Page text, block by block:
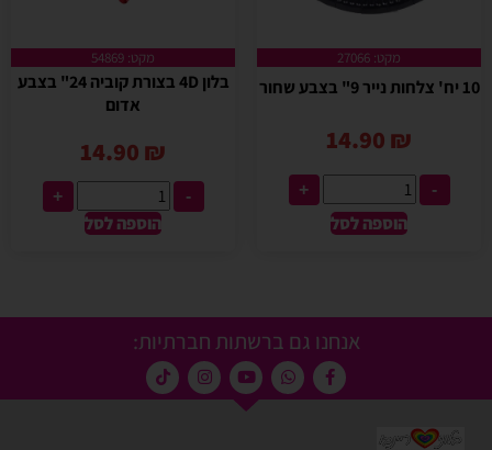
מקט: 27066
10 יח' צלחות נייר 9" בצבע שחור
14.90 ₪
-
+
הוספה לסל
מקט: 54869
בלון 4D בצורת קוביה 24" בצבע
אדום
14.90 ₪
-
+
הוספה לסל
אנחנו גם ברשתות חברתיות: